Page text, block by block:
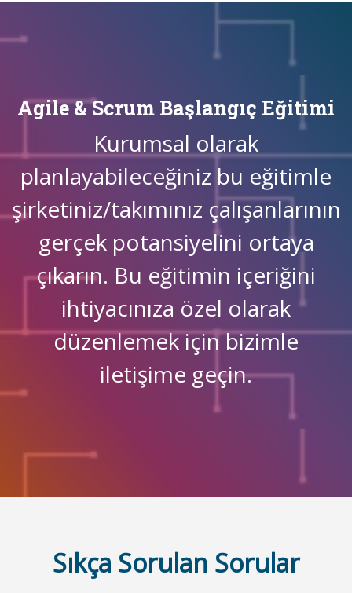
Agile & Scrum Başlangıç Eğitimi
Kurumsal olarak
planlayabileceğiniz bu eğitimle
şirketiniz/takımınız çalışanlarının
gerçek potansiyelini ortaya
çıkarın. Bu eğitimin içeriğini
ihtiyacınıza özel olarak
düzenlemek için bizimle
iletişime geçin.
Sıkça Sorulan Sorular